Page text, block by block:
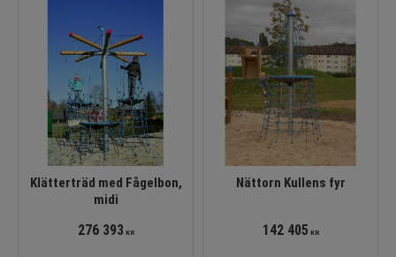
Klätterträd med Fågelbon,
midi
276 393 KR
Nättorn Kullens fyr
142 405 KR